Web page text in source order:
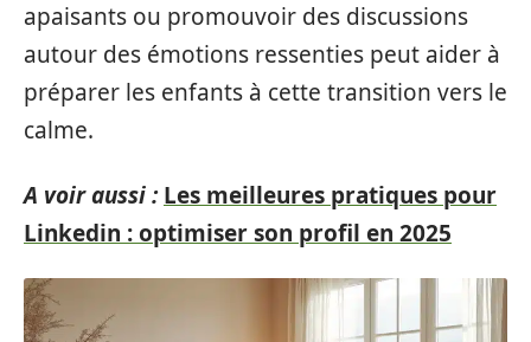
apaisants ou promouvoir des discussions
autour des émotions ressenties peut aider à
préparer les enfants à cette transition vers le
calme.
A voir aussi : Les meilleures pratiques pour
Linkedin : optimiser son profil en 2025